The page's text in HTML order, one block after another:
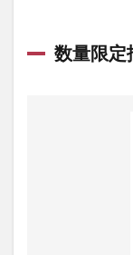
数量限定